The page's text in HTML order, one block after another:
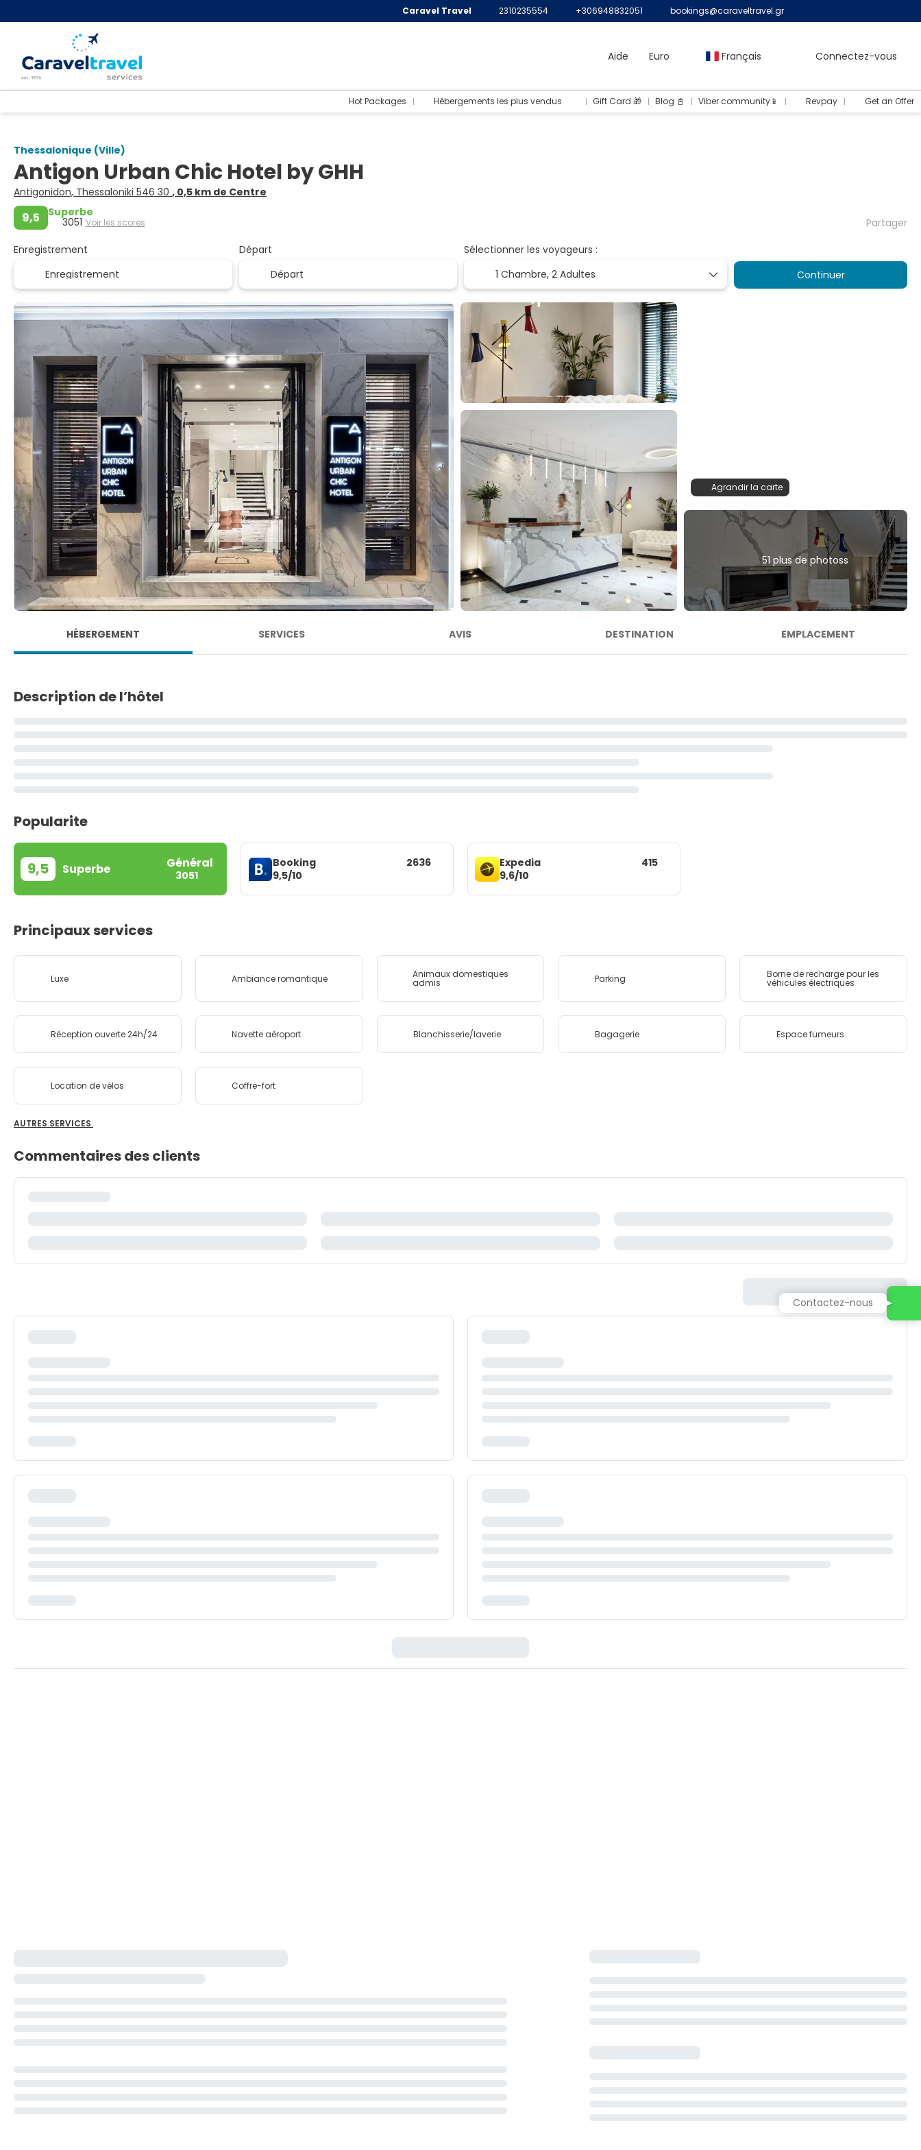
Caravel Travel 2310235554 +306948832051 bookings@caraveltravel.gr
Aide Euro Français Connectez-vous
Hot Packages Hébergements les plus vendus Gift Card 🎁 Blog 📓 Viber community📱 Revpay Get an Offer
Thessalonique (Ville)
Antigon Urban Chic Hotel by GHH
Antigonidon, Thessaloniki 546 30 , 0,5 km de Centre
9,5 Superbe
3051 Voir les scores
Partager
Enregistrement
Départ
Sélectionner les voyageurs :
1 Chambre, 2 Adultes Continuer
Agrandir la carte
51 plus de photoss
HÉBERGEMENT SERVICES AVIS DESTINATION EMPLACEMENT
Description de l’hôtel
Popularite
9,5 Superbe Général
3051
Booking
9,5/10
2636
Expedia
9,6/10
415
Principaux services
Luxe Ambiance romantique Animaux domestiques
admis Parking Borne de recharge pour les
véhicules électriques
Réception ouverte 24h/24 Navette aéroport Blanchisserie/laverie Bagagerie Espace fumeurs
Location de vélos Coffre-fort
AUTRES SERVICES
Commentaires des clients
Contactez-nous